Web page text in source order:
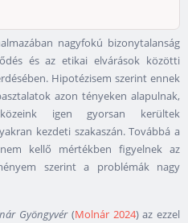
nagyfokú bizonytalanság
és az etikai elvárások közötti
Hipotézisem szerint ennek
azon tényeken alapulnak,
igen gyorsan kerültek
kezdeti szakaszán. Továbbá a
kellő mértékben figyelnek az
szerint a problémák nagy
Gyöngyvér (Molnár 2024) az ezzel